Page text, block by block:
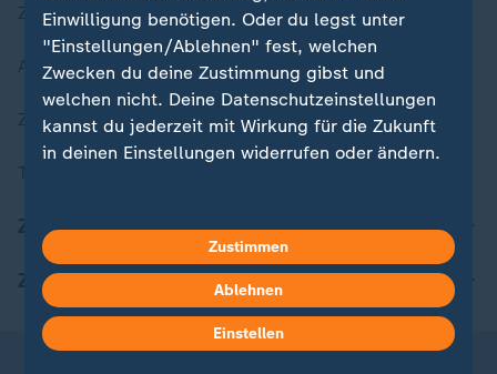
Zuletzt veröffentlicht
Aktuelle Sendungs-Videos
ZDFheute Stories
ZDFheute Update
ZDFheute Apps
Einwilligung benötigen. Oder du legst unter
"Einstellungen/Ablehnen" fest, welchen
Zwecken du deine Zustimmung gibst und
welchen nicht. Deine Datenschutzeinstellungen
kannst du jederzeit mit Wirkung für die Zukunft
in deinen Einstellungen widerrufen oder ändern.
Weitere Informationen findest du in unserer
Datenschutzerklärung.
Zustimmen
Ablehnen
Einstellen